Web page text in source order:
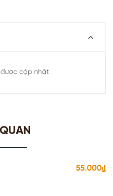
được cập nhật
55.000₫